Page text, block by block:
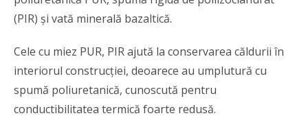
(PIR) și vată minerală bazaltică.
Cele cu miez PUR, PIR ajută la conservarea căldurii în
interiorul construcției, deoarece au umplutură cu
spumă poliuretanică, cunoscută pentru
conductibilitatea termică foarte redusă.